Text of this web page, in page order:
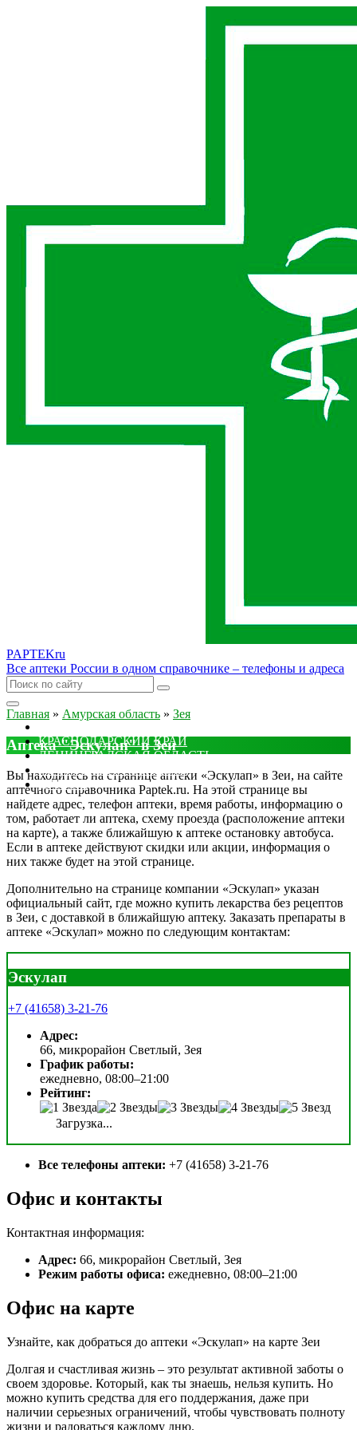
PAPTEKru
Все аптеки России в одном справочнике – телефоны и адреса
КРАСНОДАРСКИЙ КРАЙ
ЛЕНИНГРАДСКАЯ ОБЛАСТЬ
ДРУГИЕ
Главная » Амурская область » Зея
Аптека "Эскулап" в Зеи
Вы находитесь на странице аптеки «Эскулап» в Зеи, на сайте
аптечного справочника Paptek.ru. На этой странице вы
найдете адрес, телефон аптеки, время работы, информацию о
том, работает ли аптека, схему проезда (расположение аптеки
на карте), а также ближайшую к аптеке остановку автобуса.
Если в аптеке действуют скидки или акции, информация о
них также будет на этой странице.
Дополнительно на странице компании «Эскулап» указан
официальный сайт, где можно купить лекарства без рецептов
в Зеи, с доставкой в ближайшую аптеку. Заказать препараты в
аптеке «Эскулап» можно по следующим контактам:
Эскулап
+7 (41658) 3-21-76
Адрес:
66, микрорайон Светлый, Зея
График работы:
ежедневно, 08:00–21:00
Рейтинг:
Загрузка...
Все телефоны аптеки: +7 (41658) 3-21-76
Офис и контакты
Контактная информация:
Адрес: 66, микрорайон Светлый, Зея
Режим работы офиса: ежедневно, 08:00–21:00
Офис на карте
Узнайте, как добраться до аптеки «Эскулап» на карте Зеи
Долгая и счастливая жизнь – это результат активной заботы о
своем здоровье. Который, как ты знаешь, нельзя купить. Но
можно купить средства для его поддержания, даже при
наличии серьезных ограничений, чтобы чувствовать полноту
жизни и радоваться каждому дню.